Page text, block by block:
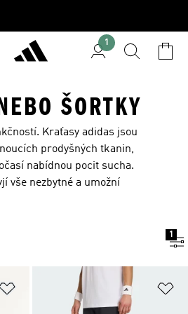
1
ŠORTKY
Kraťasy adidas jsou
prodyšných tkanin,
nabídnou pocit sucha.
vše nezbytné a umožní
1
Přidat do seznamu přání